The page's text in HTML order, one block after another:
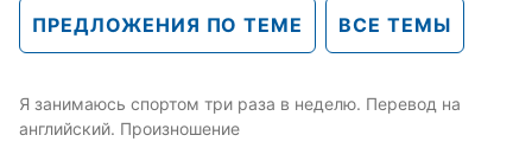
ПРЕДЛОЖЕНИЯ ПО ТЕМЕ ВСЕ ТЕМЫ
Я занимаюсь спортом три раза в неделю. Перевод на
английский. Произношение